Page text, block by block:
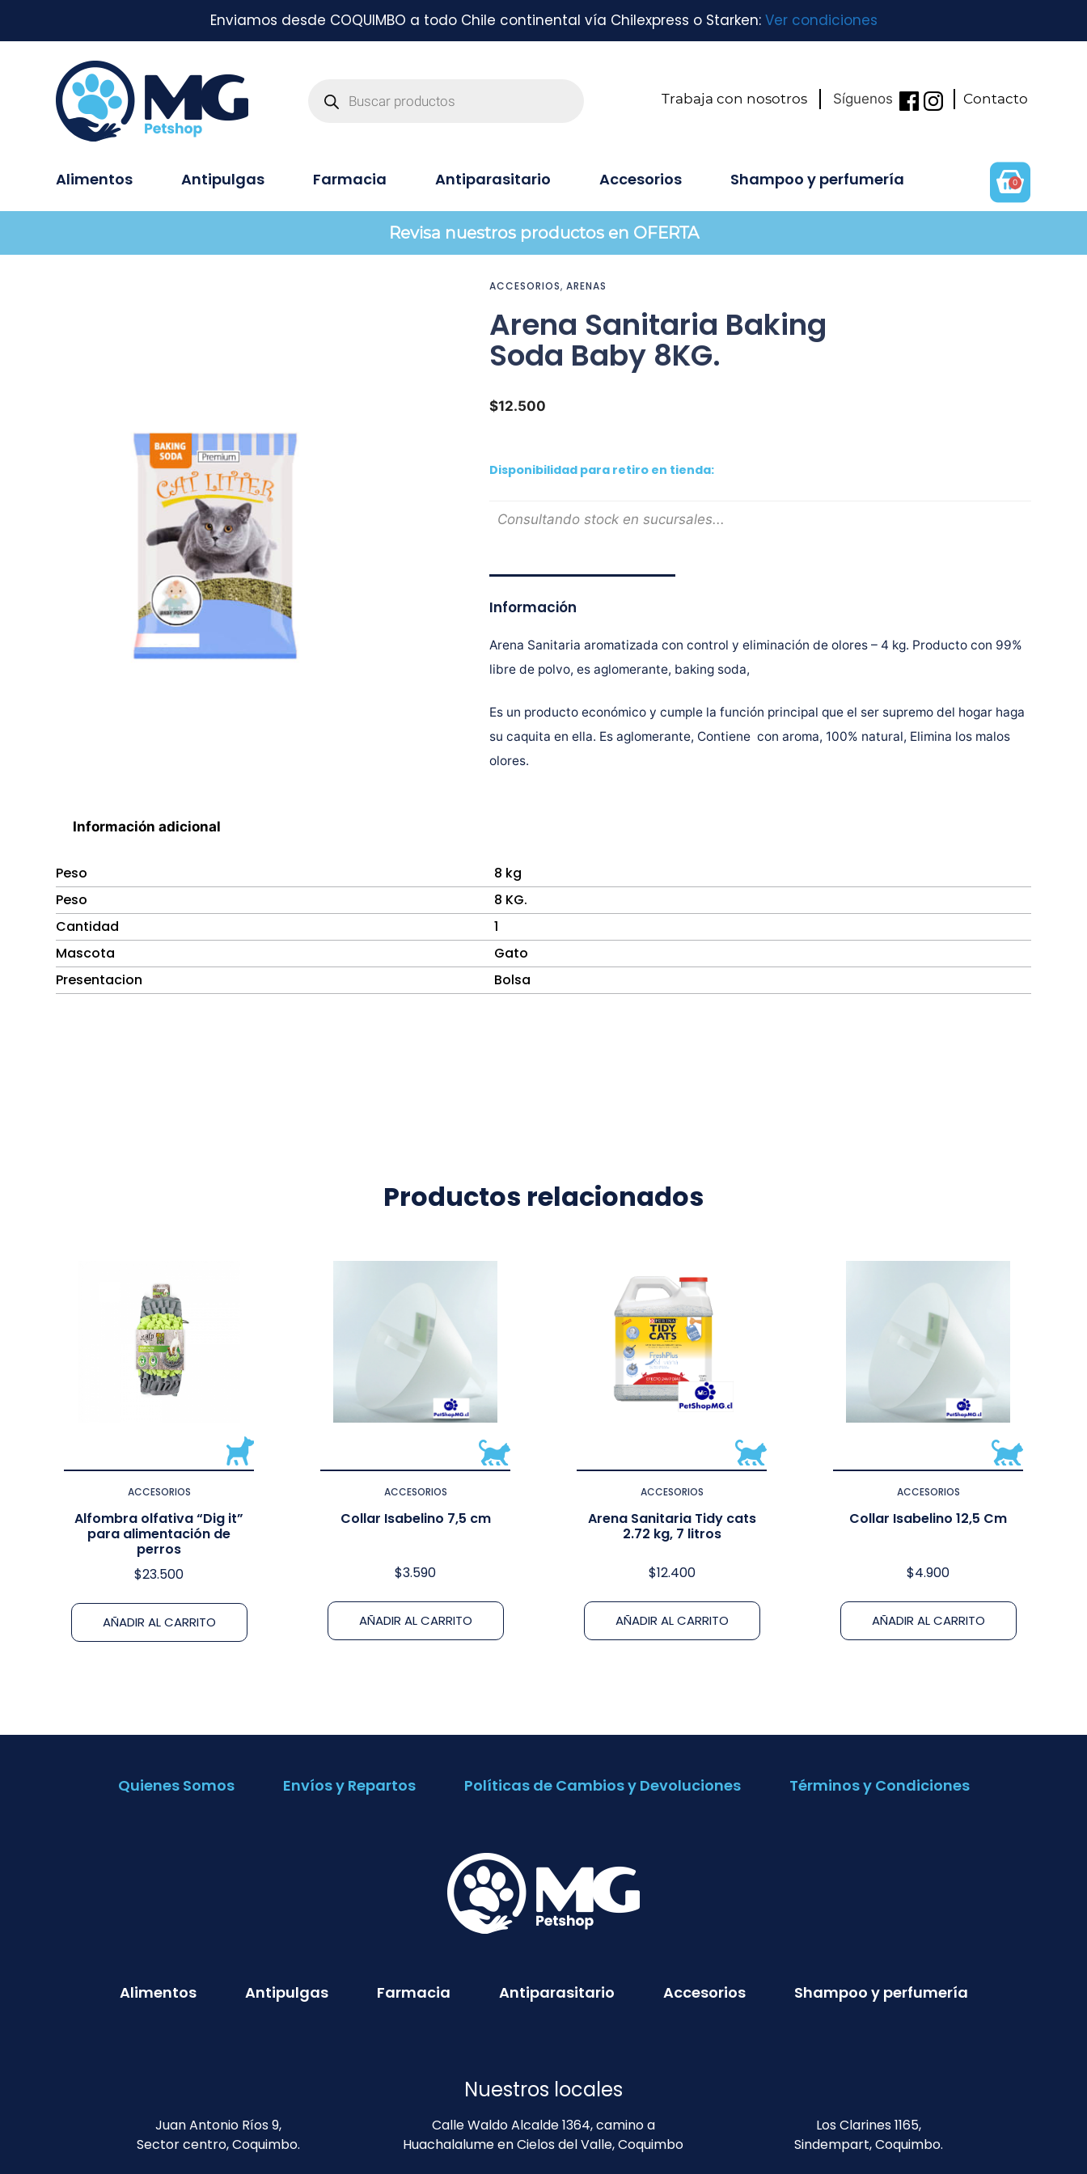
Enviamos desde COQUIMBO a todo Chile continental vía Chilexpress o Starken: Ver condiciones
Trabaja con nosotros Síguenos Contacto
Alimentos Antipulgas Farmacia Antiparasitario Accesorios Shampoo y perfumería 0
Revisa nuestros productos en OFERTA
ACCESORIOS, ARENAS
Arena Sanitaria Baking
Soda Baby 8KG.
$12.500
Disponibilidad para retiro en tienda:
Consultando stock en sucursales...
Información
Arena Sanitaria aromatizada con control y eliminación de olores – 4 kg. Producto con 99%
libre de polvo, es aglomerante, baking soda,
Es un producto económico y cumple la función principal que el ser supremo del hogar haga
su caquita en ella. Es aglomerante, Contiene con aroma, 100% natural, Elimina los malos
olores.
Información adicional
Peso
8 kg
Peso
8 KG.
Cantidad
1
Mascota
Gato
Presentacion
Bolsa
Productos relacionados
ACCESORIOS
Alfombra olfativa “Dig it”
para alimentación de
perros
$23.500
AÑADIR AL CARRITO
ACCESORIOS
Collar Isabelino 7,5 cm
$3.590
AÑADIR AL CARRITO
ACCESORIOS
Arena Sanitaria Tidy cats
2.72 kg, 7 litros
$12.400
AÑADIR AL CARRITO
ACCESORIOS
Collar Isabelino 12,5 Cm
$4.900
AÑADIR AL CARRITO
Quienes Somos Envíos y Repartos Políticas de Cambios y Devoluciones Términos y Condiciones
Alimentos Antipulgas Farmacia Antiparasitario Accesorios Shampoo y perfumería
Nuestros locales
Juan Antonio Ríos 9,
Sector centro, Coquimbo.
Calle Waldo Alcalde 1364, camino a
Huachalalume en Cielos del Valle, Coquimbo
Los Clarines 1165,
Sindempart, Coquimbo.